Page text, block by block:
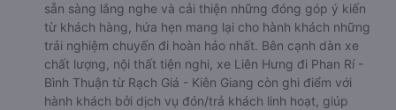
sẵn sàng lắng nghe và cải thiện những đóng góp ý kiến
từ khách hàng, hứa hẹn mang lại cho hành khách những
trải nghiệm chuyến đi hoàn hảo nhất. Bên cạnh dàn xe
chất lượng, nội thất tiện nghi, xe Liên Hưng đi Phan Rí -
Bình Thuận từ Rạch Giá - Kiên Giang còn ghi điểm với
hành khách bởi dịch vụ đón/trả khách linh hoạt, giúp